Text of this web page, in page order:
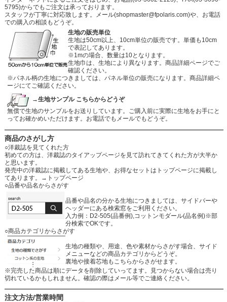
5795)からでもご注文は承っております。
スタッフが丁寧に対応致します。メール(shopmaster@fpolaris.com)や、お電話
での購入の相談もどうぞ。
生地の販売単位
生地は50cm以上、10cm単位の販売です。単価も10cm
で表記してあります。
※1mの場合、数量は10となります。
生地巾は、生地により異なります。商品詳細ページでご
確認ください。
※パネル柄の生地につきましては、パネル単位の販売になります。商品詳細ペ
ージにてご確認ください。
→生地サンプル こちらからどうぞ
無償で生地のサンプルをお送りしています。ご購入前に実際に生地をお手にと
ってお確かめいただけます。お電話でもメールでもどうぞ。
商品のさがし方
○洋裁誌を見てくれた方
初めての方は、洋裁誌のタイアップページを見て訪れてきてくれた方が大半か
と思います。
発売中の洋裁誌に掲載してある生地や、お得なセットはトップページに掲載し
てあります。
→トップページ
○品番や品名からさがす
品番や品名の分かる生地につきましては、サイドバーや
ヘッダーにある検索窓をご利用ください。
入力例：D2-505(品番例),コットンモダール(品名例)※部
分検索でOKです。
○商品カテゴリからさがす
生地の種類や、用途、色や素材からさがす場合、サイド
メニューなどの商品カテゴリからどうぞ。
裏地や接着芯地もこちらからさがせます。
※完売した商品は順にデータを削除していってます。見つからない場合は売り
切れているかもしれません。確認の際はメール等でご連絡ください。
注文方法/営業時間